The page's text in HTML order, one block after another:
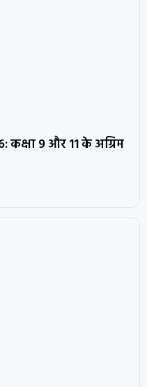
कक्षा 9 और 11 के अग्रिम